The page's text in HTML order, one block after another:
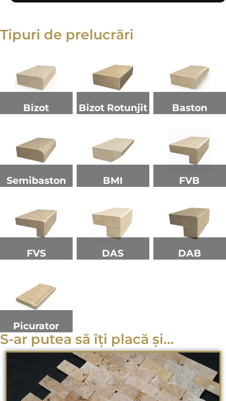
Tipuri de prelucrări
Bizot Bizot Rotunjit Baston
Semibaston BMI FVB
FVS DAS DAB
Picurator
S-ar putea să îți placă și...